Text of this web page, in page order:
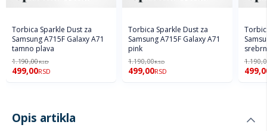
Torbica Sparkle Dust za
Samsung A715F Galaxy A71
tamno plava
1.190,00RSD
499,00RSD
Torbica Sparkle Dust za
Samsung A715F Galaxy A71
pink
1.190,00RSD
499,00RSD
Opis artikla